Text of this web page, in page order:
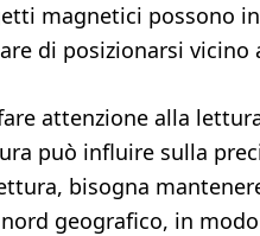
magnetici possono
di posizionarsi
attenzione alla
può influire sulla
bisogna
geografico, in